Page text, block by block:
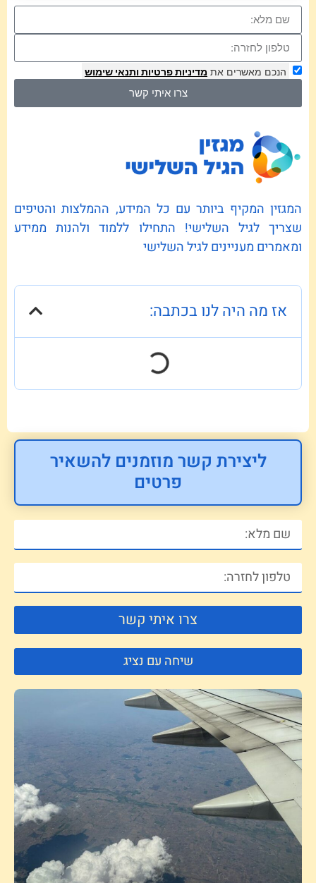
הנכם מאשרים את מדיניות פרטיות ותנאי שימוש
צרו איתי קשר
המגזין המקיף ביותר עם כל המידע, ההמלצות והטיפים
שצריך לגיל השלישי! התחילו ללמוד ולהנות ממידע
ומאמרים מעניינים לגיל השלישי
אז מה היה לנו בכתבה:
ליצירת קשר מוזמנים להשאיר
פרטים
צרו איתי קשר
שיחה עם נציג